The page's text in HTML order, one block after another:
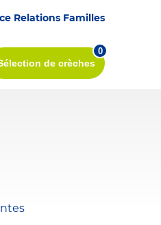
Relations Familles
de crèches
0